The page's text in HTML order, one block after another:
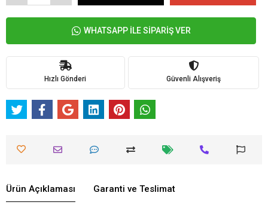
WHATSAPP İLE SİPARİŞ VER
Hızlı Gönderi Güvenli Alışveriş
Ürün Açıklaması Garanti ve Teslimat